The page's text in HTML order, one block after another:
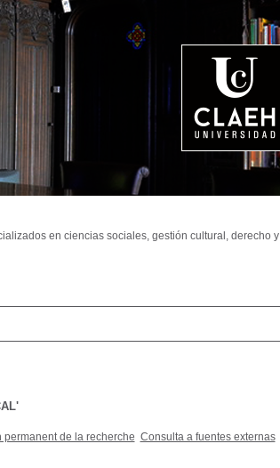
permanent de la recherche Consulta a fuentes externas
en ciencias sociales, gestión cultural, derecho y